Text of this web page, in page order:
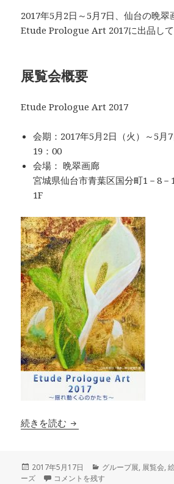
2017年5月2日～5月7日、仙台の晩翠
Etude Prologue Art 2017に出品して
展覧会概要
Etude Prologue Art 2017
会期：2017年5月2日（火）～5月
19：00
会場： 晩翠画廊
宮城県仙台市青葉区国分町1－8
1F
続きを読む Etude Prologue Art 2017
投
稿
2017年5月17日
カ
テ
グループ展, 展覧会,
ーズ
Etude Prologue Art 2017 に
コメントを残す